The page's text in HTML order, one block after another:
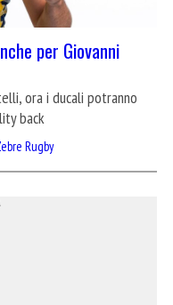
per Giovanni
ora i ducali potranno
back
Rugby